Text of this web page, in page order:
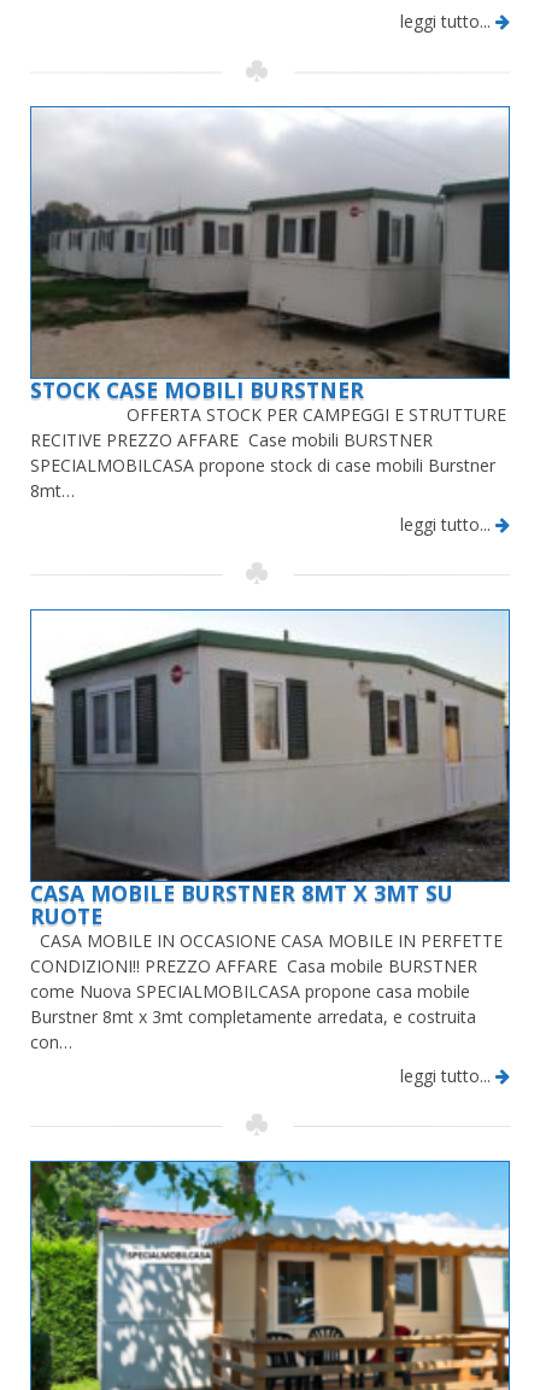
leggi tutto...
STOCK CASE MOBILI BURSTNER
OFFERTA STOCK PER CAMPEGGI E STRUTTURE
RECITIVE PREZZO AFFARE Case mobili BURSTNER
SPECIALMOBILCASA propone stock di case mobili Burstner
8mt…
leggi tutto...
CASA MOBILE BURSTNER 8MT X 3MT SU
RUOTE
CASA MOBILE IN OCCASIONE CASA MOBILE IN PERFETTE
CONDIZIONI!! PREZZO AFFARE Casa mobile BURSTNER
come Nuova SPECIALMOBILCASA propone casa mobile
Burstner 8mt x 3mt completamente arredata, e costruita
con…
leggi tutto...